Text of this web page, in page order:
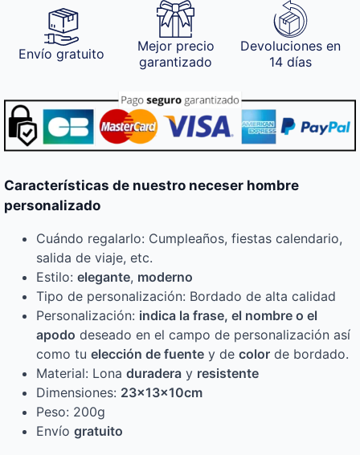
Envío gratuito
Mejor precio
garantizado
Devoluciones en
14 días
Características de nuestro neceser hombre
personalizado
Cuándo regalarlo: Cumpleaños, fiestas calendario,
salida de viaje, etc.
Estilo: elegante, moderno
Tipo de personalización: Bordado de alta calidad
Personalización: indica la frase, el nombre o el
apodo deseado en el campo de personalización así
como tu elección de fuente y de color de bordado.
Material: Lona duradera y resistente
Dimensiones: 23x13x10cm
Peso: 200g
Envío gratuito